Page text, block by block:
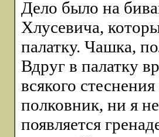
Дело было на
Хлусевича,
палатку. Чашка,
Вдруг в палатку
всякого
полковник, ни я
появляется